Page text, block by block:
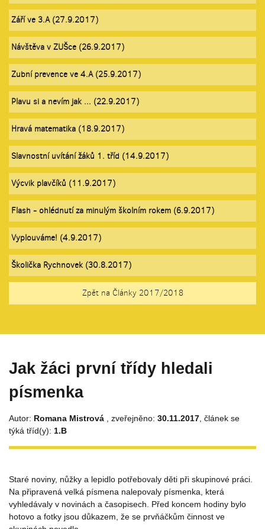
Září ve 3.A (27.9.2017)
Návštěva v ZUŠce (26.9.2017)
Zubní prevence ve 4.A (25.9.2017)
Plavu si a nevím jak ... (22.9.2017)
Hravá matematika (18.9.2017)
Slavnostní uvítání žáků 1. tříd (14.9.2017)
Výcvik plavčíků (11.9.2017)
Flash - ohlédnutí za minulým školním rokem (6.9.2017)
Vyplouváme! (4.9.2017)
Školička Rychnovek (30.8.2017)
Zpět na Články 2017/2018
Jak žáci první třídy hledali
písmenka
Autor: Romana Mistrová , zveřejněno: 30.11.2017 , článek se
týká tříd(y): 1.B
Staré noviny, nůžky a lepidlo potřebovaly děti při skupinové práci.
Na připravená velká písmena nalepovaly písmenka, která
vyhledávaly v novinách a časopisech. Před koncem hodiny bylo
hotovo a fotky jsou důkazem, že se prvňáčkům činnost ve